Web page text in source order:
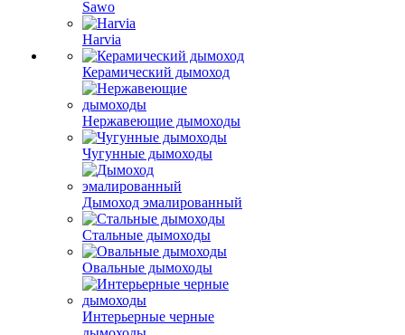
Sawo
Harvia
Керамический дымоход
Нержавеющие дымоходы
Чугунные дымоходы
Дымоход эмалированный
Стальные дымоходы
Овальные дымоходы
Интерьерные черные